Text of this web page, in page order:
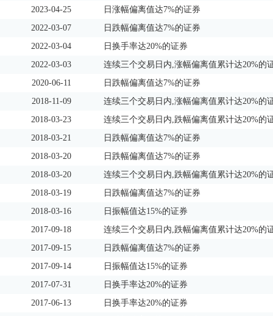
2023-04-25
日涨幅偏离值达7%的证券
2022-03-07
日跌幅偏离值达7%的证券
2022-03-04
日换手率达20%的证券
2022-03-03
连续三个交易日内,涨幅偏离值累计达20%的
2020-06-11
日跌幅偏离值达7%的证券
2018-11-09
连续三个交易日内,涨幅偏离值累计达20%的
2018-03-23
连续三个交易日内,跌幅偏离值累计达20%的
2018-03-21
日跌幅偏离值达7%的证券
2018-03-20
日跌幅偏离值达7%的证券
2018-03-20
连续三个交易日内,跌幅偏离值累计达20%的
2018-03-19
日跌幅偏离值达7%的证券
2018-03-16
日振幅值达15%的证券
2017-09-18
连续三个交易日内,跌幅偏离值累计达20%的
2017-09-15
日跌幅偏离值达7%的证券
2017-09-14
日振幅值达15%的证券
2017-07-31
日换手率达20%的证券
2017-06-13
日换手率达20%的证券